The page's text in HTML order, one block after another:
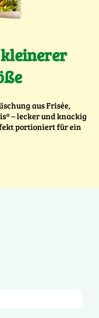
aus Frisée,
– lecker und knackig
portioniert für ein